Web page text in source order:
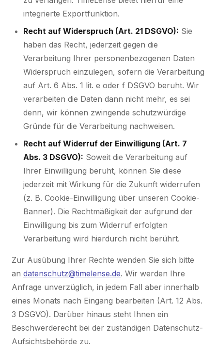
integrierte Exportfunktion.
Recht auf Widerspruch (Art. 21 DSGVO): Sie
haben das Recht, jederzeit gegen die
Verarbeitung Ihrer personenbezogenen Daten
Widerspruch einzulegen, sofern die Verarbeitung
auf Art. 6 Abs. 1 lit. e oder f DSGVO beruht. Wir
verarbeiten die Daten dann nicht mehr, es sei
denn, wir können zwingende schutzwürdige
Gründe für die Verarbeitung nachweisen.
Recht auf Widerruf der Einwilligung (Art. 7
Abs. 3 DSGVO): Soweit die Verarbeitung auf
Ihrer Einwilligung beruht, können Sie diese
jederzeit mit Wirkung für die Zukunft widerrufen
(z. B. Cookie-Einwilligung über unseren Cookie-
Banner). Die Rechtmäßigkeit der aufgrund der
Einwilligung bis zum Widerruf erfolgten
Verarbeitung wird hierdurch nicht berührt.
Zur Ausübung Ihrer Rechte wenden Sie sich bitte
an datenschutz@timelense.de. Wir werden Ihre
Anfrage unverzüglich, in jedem Fall aber innerhalb
eines Monats nach Eingang bearbeiten (Art. 12 Abs.
3 DSGVO). Darüber hinaus steht Ihnen ein
Beschwerderecht bei der zuständigen Datenschutz-
Aufsichtsbehörde zu.